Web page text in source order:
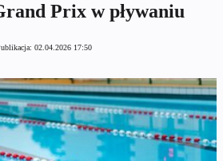
Prix w pływaniu
02.04.2026 17:50